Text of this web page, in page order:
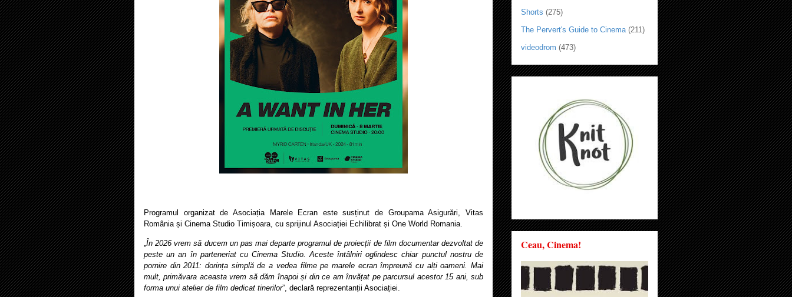
Programul organizat de Asociația Marele Ecran este susținut de Groupama Asigurări, Vitas
România și Cinema Studio Timișoara, cu sprijinul Asociației Echilibrat și One World Romania.
În 2026 vrem să ducem un pas mai departe programul de proiecții de film documentar dezvoltat de
peste un an în parteneriat cu Cinema Studio. Aceste întâlniri oglindesc chiar punctul nostru de
pornire din 2011: dorința simplă de a vedea filme pe marele ecran împreună cu alți oameni. Mai
mult, primăvara aceasta vrem să dăm înapoi și din ce am învățat pe parcursul acestor 15 ani, sub
forma unui atelier de film dedicat tinerilor”, declară reprezentanții Asociației.
Shorts (275)
The Pervert's Guide to Cinema (211)
videodrom (473)
Ceau, Cinema!